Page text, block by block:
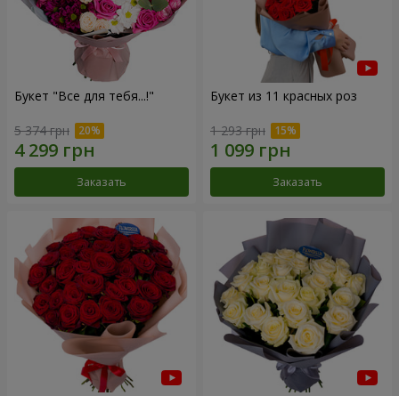
Букет "Все для тебя...!"
5 374 грн
Заказать
Букет из 11 красных роз
1 293 грн
Заказать